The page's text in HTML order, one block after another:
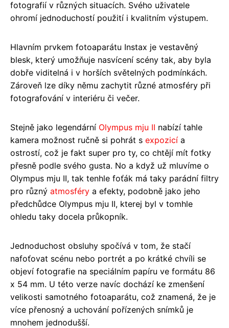
fotografií v různých situacích. Svého uživatele
ohromí jednoduchostí použití i kvalitním výstupem.
Hlavním prvkem fotoaparátu Instax je vestavěný
blesk, který umožňuje nasvícení scény tak, aby byla
dobře viditelná i v horších světelných podmínkách.
Zároveň lze díky němu zachytit různé atmosféry při
fotografování v interiéru či večer.
Stejně jako legendární Olympus mju II nabízí tahle
kamera možnost ručně si pohrát s expozicí a
ostrostí, což je fakt super pro ty, co chtějí mít fotky
přesně podle svého gusta. No a když už mluvíme o
Olympus mju II, tak tenhle foťák má taky parádní filtry
pro různý atmosféry a efekty, podobně jako jeho
předchůdce Olympus mju II, kterej byl v tomhle
ohledu taky docela průkopník.
Jednoduchost obsluhy spočívá v tom, že stačí
nafoťovat scénu nebo portrét a po krátké chvíli se
objeví fotografie na speciálním papíru ve formátu 86
x 54 mm. U této verze navíc dochází ke zmenšení
velikosti samotného fotoaparátu, což znamená, že je
více přenosný a uchování pořízených snímků je
mnohem jednodušší.